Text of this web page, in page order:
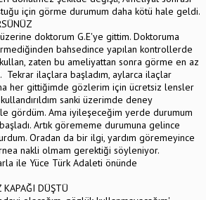
için görme durumum daha kötü hale geldi.
doktorum G.E'ye gittim. Doktoruma
bahsedince yapılan kontrollerde
zaten bu ameliyattan sonra görme en az
Tekrar ilaçlara başladım, aylarca ilaçlar
her gittiğimde gözlerim için ücretsiz lensler
sanki üzerimde deney
gördüm. Ama iyileşeceğim yerde durumum
Artık görememe durumuna gelince
Oradan da bir ilgi, yardım göremeyince
nakli olmam gerektiği söyleniyor.
ile Yüce Türk Adaleti önünde
DÜŞTÜ